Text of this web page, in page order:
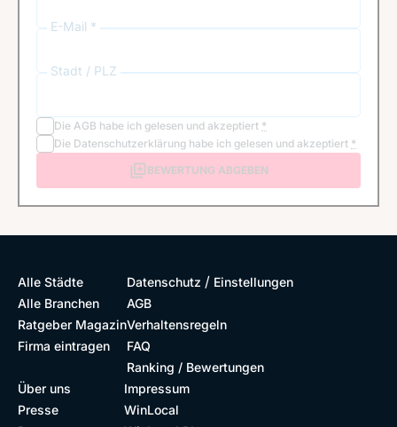
E-Mail *
Stadt / PLZ
Die AGB habe ich gelesen und akzeptiert *
Die Datenschutzerklärung habe ich gelesen und akzeptiert *
BEWERTUNG ABGEBEN
Alle Städte
Alle Branchen
Ratgeber Magazin
Firma eintragen
Datenschutz / Einstellungen
AGB
Verhaltensregeln
FAQ
Ranking / Bewertungen
Über uns
Presse
Impressum
WinLocal